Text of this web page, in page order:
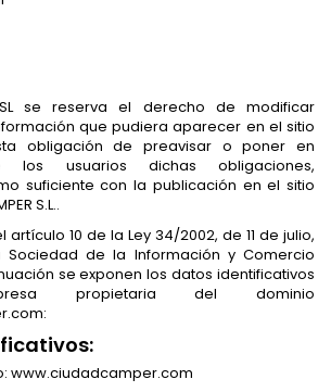
se reserva el derecho de modificar
que pudiera aparecer en el sitio
obligación de preavisar o poner en
los usuarios dichas obligaciones,
suficiente con la publicación en el sitio
S.L..
10 de la Ley 34/2002, de 11 de julio,
de la Información y Comercio
se exponen los datos identificativos
propietaria del dominio
www.ciudadcamper.com